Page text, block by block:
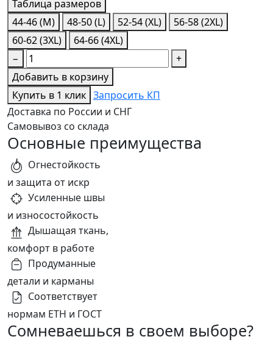
Таблица размеров
44-46 (M)
48-50 (L) 52-54 (XL)
56-58 (2XL)
60-62 (3XL)
64-66 (4XL)
−
+
Добавить в корзину
Купить в 1 клик Запросить КП
Доставка по России и СНГ
Самовывоз со склада
Основные преимущества
Огнестойкость
и защита от искр
Усиленные швы
и износостойкость
Дышащая ткань,
комфорт в работе
Продуманные
детали и карманы
Соответствует
нормам ЕТН и ГОСТ
Сомневаешься в своем выборе?